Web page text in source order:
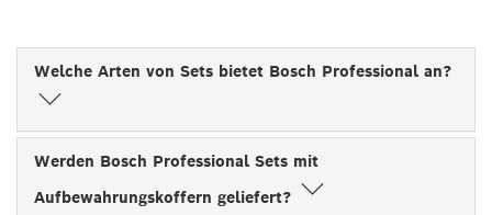
Welche Arten von Sets bietet Bosch Professional an?
Werden Bosch Professional Sets mit
Aufbewahrungskoffern geliefert?